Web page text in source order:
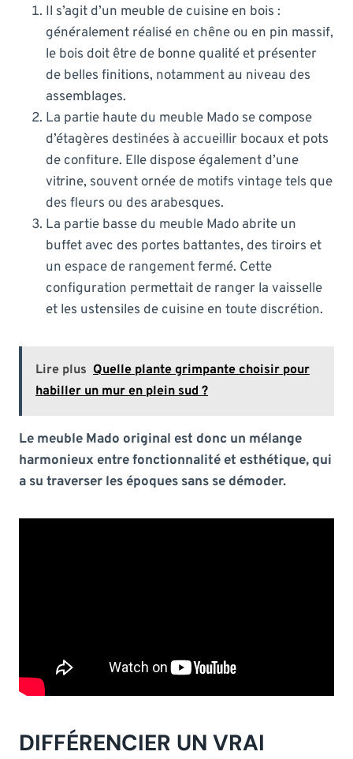
Il s’agit d’un meuble de cuisine en bois :
généralement réalisé en chêne ou en pin massif,
le bois doit être de bonne qualité et présenter
de belles finitions, notamment au niveau des
assemblages.
La partie haute du meuble Mado se compose
d’étagères destinées à accueillir bocaux et pots
de confiture. Elle dispose également d’une
vitrine, souvent ornée de motifs vintage tels que
des fleurs ou des arabesques.
La partie basse du meuble Mado abrite un
buffet avec des portes battantes, des tiroirs et
un espace de rangement fermé. Cette
configuration permettait de ranger la vaisselle
et les ustensiles de cuisine en toute discrétion.
Lire plus Quelle plante grimpante choisir pour
habiller un mur en plein sud ?
Le meuble Mado original est donc un mélange
harmonieux entre fonctionnalité et esthétique, qui
a su traverser les époques sans se démoder.
DIFFÉRENCIER UN VRAI